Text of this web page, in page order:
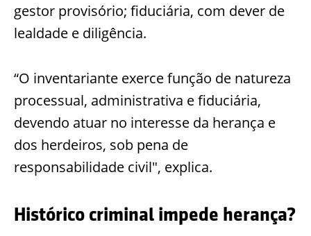
gestor provisório; fiduciária, com dever de
lealdade e diligência.
“O inventariante exerce função de natureza
processual, administrativa e fiduciária,
devendo atuar no interesse da herança e
dos herdeiros, sob pena de
responsabilidade civil", explica.
Histórico criminal impede herança?